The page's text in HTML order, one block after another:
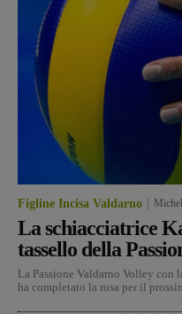
Figline Incisa Valdarno
La schiacciatrice
tassello della
La Passione Valdarno Volley
ha completato la rosa per il